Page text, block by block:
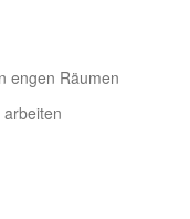
engen Räumen